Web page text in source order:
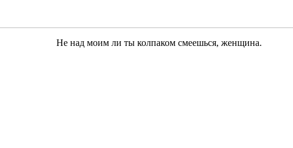
Не над моим ли ты колпаком смеешься, женщина.